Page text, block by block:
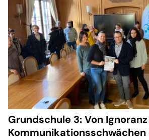
Infrastrukturmaßnahmen. Im
kompakt ging Bürgermeister
und kleine Vorhaben ein.
Grundschule 3: Von
Kommunikationsschwächen